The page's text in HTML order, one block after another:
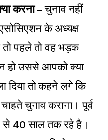
करना– चुनाव नहीं
के अध्यक्ष
पहले तो वह भड़क
हो उससे आपको क्या
दिया तो कहने लगे कि
चुनाव कराना। पूर्व
से 40 साल तक रहे है।